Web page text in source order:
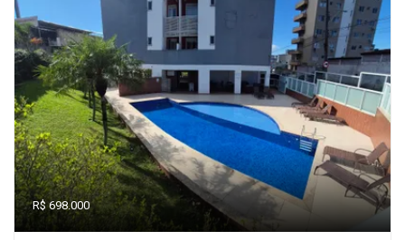
R$ 698.000